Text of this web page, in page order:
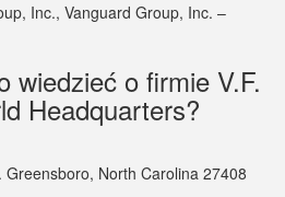
Inc., Vanguard Group, Inc. –
wiedzieć o firmie V.F.
Headquarters?
North Carolina 27408